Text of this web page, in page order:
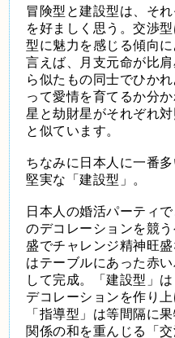
冒険型と建設型は、そ
を好ましく思う。交渉
型に魅力を感じる傾向
言えば、月支元命が比
ら似たもの同士でひか
って愛情を育てるか分
星と劫財星がそれぞれ
と似ています。
ちなみに日本人に一番
堅実な「建設型」。
日本人の婚活パーティ
のデコレーションを競
盛でチャレンジ精神旺
はテーブルにあった赤
して完成。「建設型」
デコレーションを作り
「指導型」は等間隔に
関係の和を重んじる「